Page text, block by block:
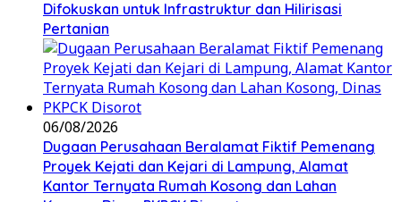
Difokuskan untuk Infrastruktur dan Hilirisasi
Pertanian
06/08/2026
Dugaan Perusahaan Beralamat Fiktif Pemenang
Proyek Kejati dan Kejari di Lampung, Alamat
Kantor Ternyata Rumah Kosong dan Lahan